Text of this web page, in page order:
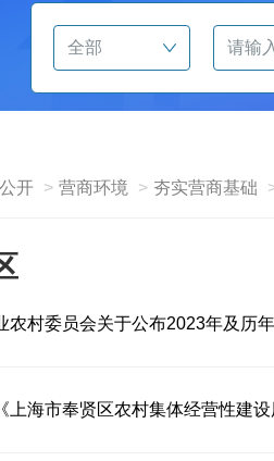
开 营商环境 夯实营商基础
农村委员会关于公布2023年及历
上海市奉贤区农村集体经营性建